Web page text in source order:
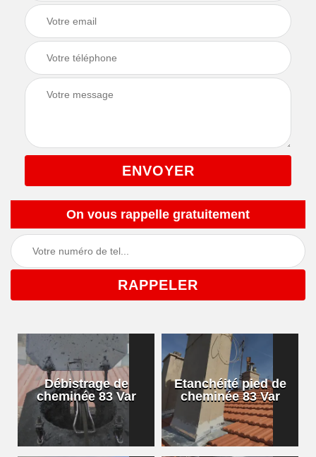
On vous rappelle gratuitement
Débistrage de
cheminée 83 Var
Etanchéité pied de
cheminée 83 Var